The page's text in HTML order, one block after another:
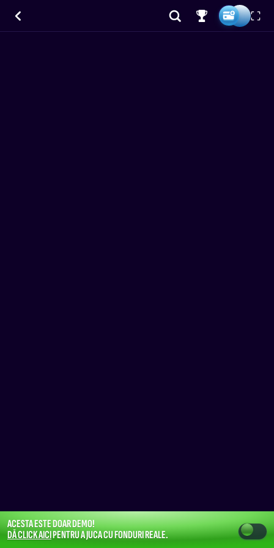
ACESTA ESTE DOAR DEMO!
DĂ CLICK AICIPENTRU A JUCA CU FONDURI REALE.